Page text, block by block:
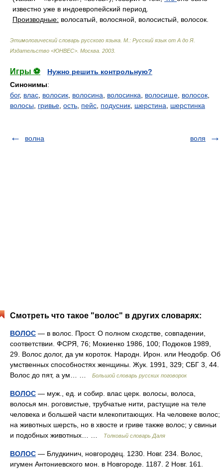
известно уже в индоевропейский период.
Производные: волосатый, волосяной, волосистый, волосок.
Этимологический словарь русского языка. М.: Русский язык от А до Я.
Издательство <ЮНВЕС> Москва 2003
Игры ⚽
Нужно решить контрольную?
Синонимы:
бог, влас волосик волосина волосинка волосище волосок
волосы
гривье ость пейс подусник шерстина шерстинка
волна воля
Смотреть что такое "волос" в других словарях:
ВОЛОС — в волос. Прост. О полном сходстве, совпадении,
соответствии. ФСРЯ, 76; Мокиенко 1986, 100; Подюков 1989,
29. Волос долог, да ум короток. Народн. Ирон. или Неодобр. Об
умственных способностях женщины. Жук. 1991, 329; СБГ 3, 44.
Волос до пят, а ум… …
Большой словарь русских поговорок
ВОЛОС — муж., ед. и собир. влас церк. волосы, волоса,
волосья мн. роговистые, трубчатые нити, растущие на теле
человека и большей части млекопитающих. На человеке волос;
на животных шерсть, но в хвосте и гриве также волос; у свиньи
и подобных животных… …
Толковый словарь Даля
ВОЛОС — Блудкинич, новгородец. 1230. Новг. 234. Волос,
игумен Антониевского мон. в Новгороде. 1187. 2 Новг. 161.